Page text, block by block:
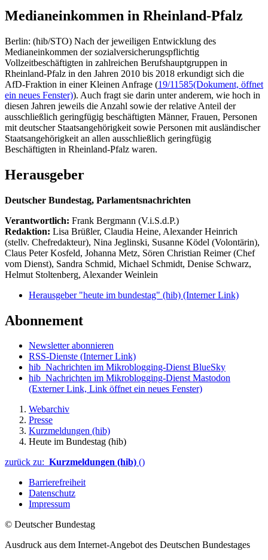
Medianeinkommen in Rheinland-Pfalz
Berlin: (hib/STO) Nach der jeweiligen Entwicklung des
Medianeinkommen der sozialversicherungspflichtig
Vollzeitbeschäftigten in zahlreichen Berufshauptgruppen in
Rheinland-Pfalz in den Jahren 2010 bis 2018 erkundigt sich die
AfD-Fraktion in einer Kleinen Anfrage (19/11585(Dokument, öffnet
ein neues Fenster)). Auch fragt sie darin unter anderem, wie hoch in
diesen Jahren jeweils die Anzahl sowie der relative Anteil der
ausschließlich geringfügig beschäftigten Männer, Frauen, Personen
mit deutscher Staatsangehörigkeit sowie Personen mit ausländischer
Staatsangehörigkeit an allen ausschließlich geringfügig
Beschäftigten in Rheinland-Pfalz waren.
Herausgeber
Deutscher Bundestag, Parlamentsnachrichten
Verantwortlich: Frank Bergmann (V.i.S.d.P.)
Redaktion: Lisa Brüßler, Claudia Heine, Alexander Heinrich
(stellv. Chefredakteur), Nina Jeglinski, Susanne Ködel (Volontärin),
Claus Peter Kosfeld, Johanna Metz, Sören Christian Reimer (Chef
vom Dienst), Sandra Schmid, Michael Schmidt, Denise Schwarz,
Helmut Stoltenberg, Alexander Weinlein
Herausgeber "heute im bundestag" (hib) (Interner Link)
Abonnement
Newsletter abonnieren
RSS-Dienste (Interner Link)
hib_Nachrichten im Mikroblogging-Dienst BlueSky
hib_Nachrichten im Mikroblogging-Dienst Mastodon
(Externer Link, Link öffnet ein neues Fenster)
Webarchiv
Presse
Kurzmeldungen (hib)
Heute im Bundestag (hib)
zurück zu: Kurzmeldungen (hib) ()
Barrierefreiheit
Datenschutz
Impressum
© Deutscher Bundestag
Ausdruck aus dem Internet-Angebot des Deutschen Bundestages